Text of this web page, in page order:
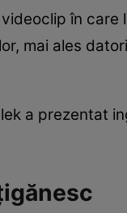
în
mai ales
a prezentat